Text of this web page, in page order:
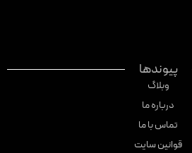
پیوندها
وبلاگ
درباره ما
تماس با ما
قوانین سایت